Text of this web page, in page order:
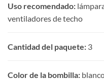
Uso recomendado:
ventiladores de techo
Cantidad del paquete: 3
Color de la bombilla: